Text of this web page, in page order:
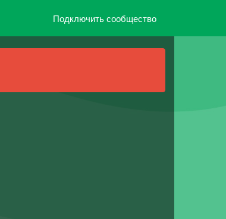
Подключить сообщество